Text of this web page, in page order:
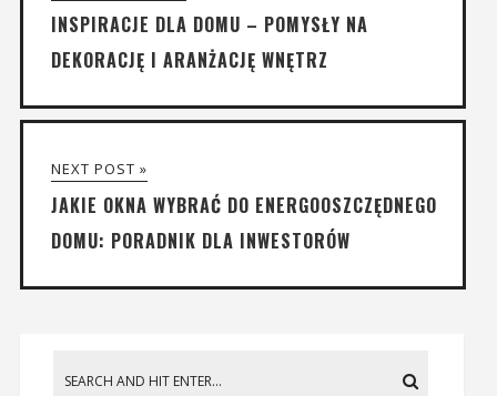
INSPIRACJE DLA DOMU – POMYSŁY NA
DEKORACJĘ I ARANŻACJĘ WNĘTRZ
NEXT POST »
JAKIE OKNA WYBRAĆ DO ENERGOOSZCZĘDNEGO
DOMU: PORADNIK DLA INWESTORÓW